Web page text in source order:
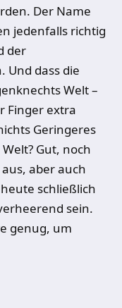
Der Name
jedenfalls richtig
der
. Und dass die
Welt–
Finger extra
Geringeres
Gut, noch
aber auch
schließlich
sein.
genug, um